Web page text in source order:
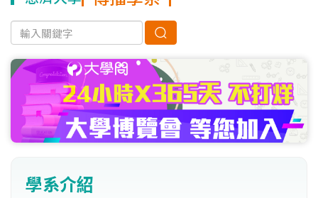
學系介紹